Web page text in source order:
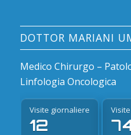
DOTTOR MARIANI
Medico Chirurgo –
Linfologia Oncologica
Visite giornaliere
12